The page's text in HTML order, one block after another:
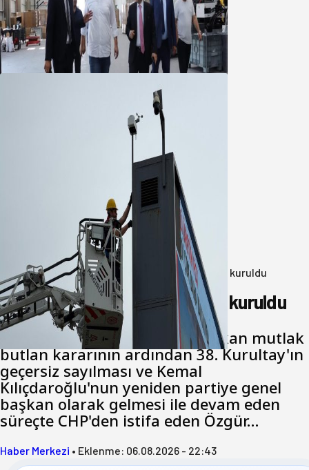
Marmara OSB Müteşebbis Heyeti
Toplantısı gerçekleştirildi
05 Ağustos 2026
Büyükşehir Çevresel İzleme Ağını
Bandırma ile Güçlendirdi
05 Ağustos 2026
Anasayfa/Genel/ Yeni Parti Bandırma Teşkilatı kuruldu
Yeni Parti Bandırma Teşkilatı kuruldu
Cumhuriyet Halk Partisi için çıkan mutlak
butlan kararının ardından 38. Kurultay'ın
geçersiz sayılması ve Kemal
Kılıçdaroğlu'nun yeniden partiye genel
başkan olarak gelmesi ile devam eden
süreçte CHP'den istifa eden Özgür…
Haber Merkezi • Eklenme: 06.08.2026 - 22:43